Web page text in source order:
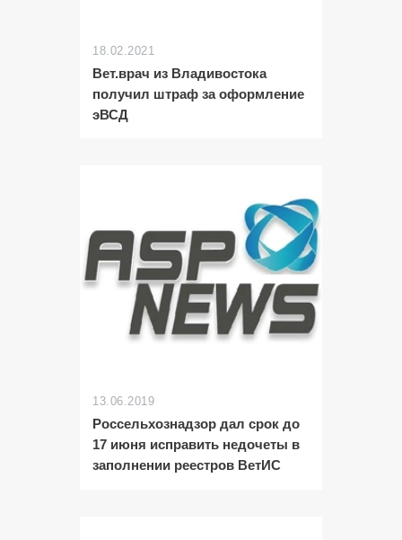
18.02.2021
Вет.врач из Владивостока
получил штраф за оформление
эВСД
13.06.2019
Россельхознадзор дал срок до
17 июня исправить недочеты в
заполнении реестров ВетИС